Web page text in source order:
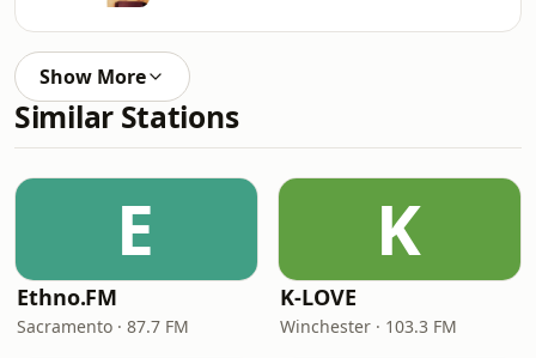
Show More
Similar Stations
E
Ethno.FM
Sacramento · 87.7 FM
K
K-LOVE
Winchester · 103.3 FM